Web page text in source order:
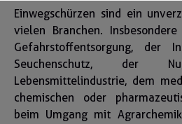
Einwegschürzen sind ein
vielen Branchen.
Gefahrstoffentsorgung, der
Seuchenschutz, der
Lebensmittelindustrie, dem
chemischen oder
beim Umgang mit